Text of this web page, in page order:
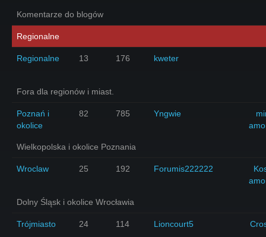
Komentarze do blogów
Regionalne
Regionalne 13 176 kweter
Fora dla regionów i miast.
Poznań i
okolice
82 785 Yngwie
Wielkopolska i okolice Poznania
Wroclaw 25 192 Forumis222222
Dolny Śląsk i okolice Wrocławia
Trójmiasto 24 114 Lioncourt5